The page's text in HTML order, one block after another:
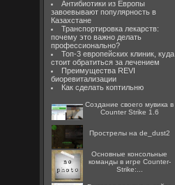
Антибиотики из Европы
завоевывают популярность в
Казахстане
Транспортировка лекарств:
почему это важно делать
профессионально?
Топ-3 европейских клиник, куда
стоит обратиться за лечением
Преимущества REVI
биоревитализации
Как сделать коптильню
Создание своего мувика в
Counter Strike 1.6
Прострелы на de_dust2
Основные консольные
команды в игре Counter-
Strike:...